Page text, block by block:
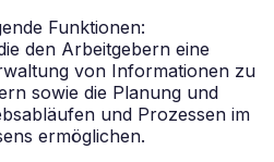
Funktionen:
den Arbeitgebern eine
von Informationen zu
sowie die Planung und
und Prozessen im
ermöglichen.